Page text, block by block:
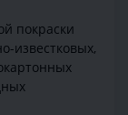
покраски
известковых,